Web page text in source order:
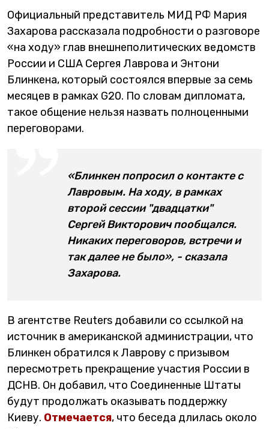
Официальный представитель МИД РФ Мария
Захарова рассказала подробности о разговоре
«на ходу» глав внешнеполитических ведомств
России и США Сергея Лаврова и Энтони
Блинкена, который состоялся впервые за семь
месяцев в рамках G20. По словам дипломата,
такое общение нельзя назвать полноценными
переговорами.
«Блинкен попросил о контакте с
Лавровым. На ходу, в рамках
второй сессии "двадцатки"
Сергей Викторович пообщался.
Никаких переговоров, встречи и
так далее не было», - сказала
Захарова.
В агентстве Reuters добавили со ссылкой на
источник в американской администрации, что
Блинкен обратился к Лаврову с призывом
пересмотреть прекращение участия России в
ДСНВ. Он добавил, что Соединенные Штаты
будут продолжать оказывать поддержку
Киеву. Отмечается, что беседа длилась около